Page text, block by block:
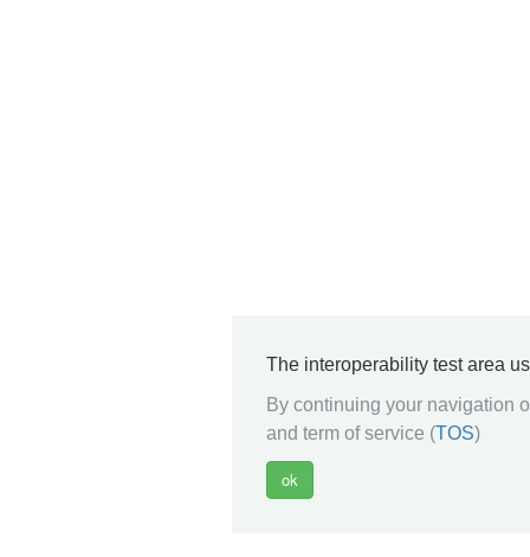
The interoperability test area
By continuing your navigation
and term of service (TOS)